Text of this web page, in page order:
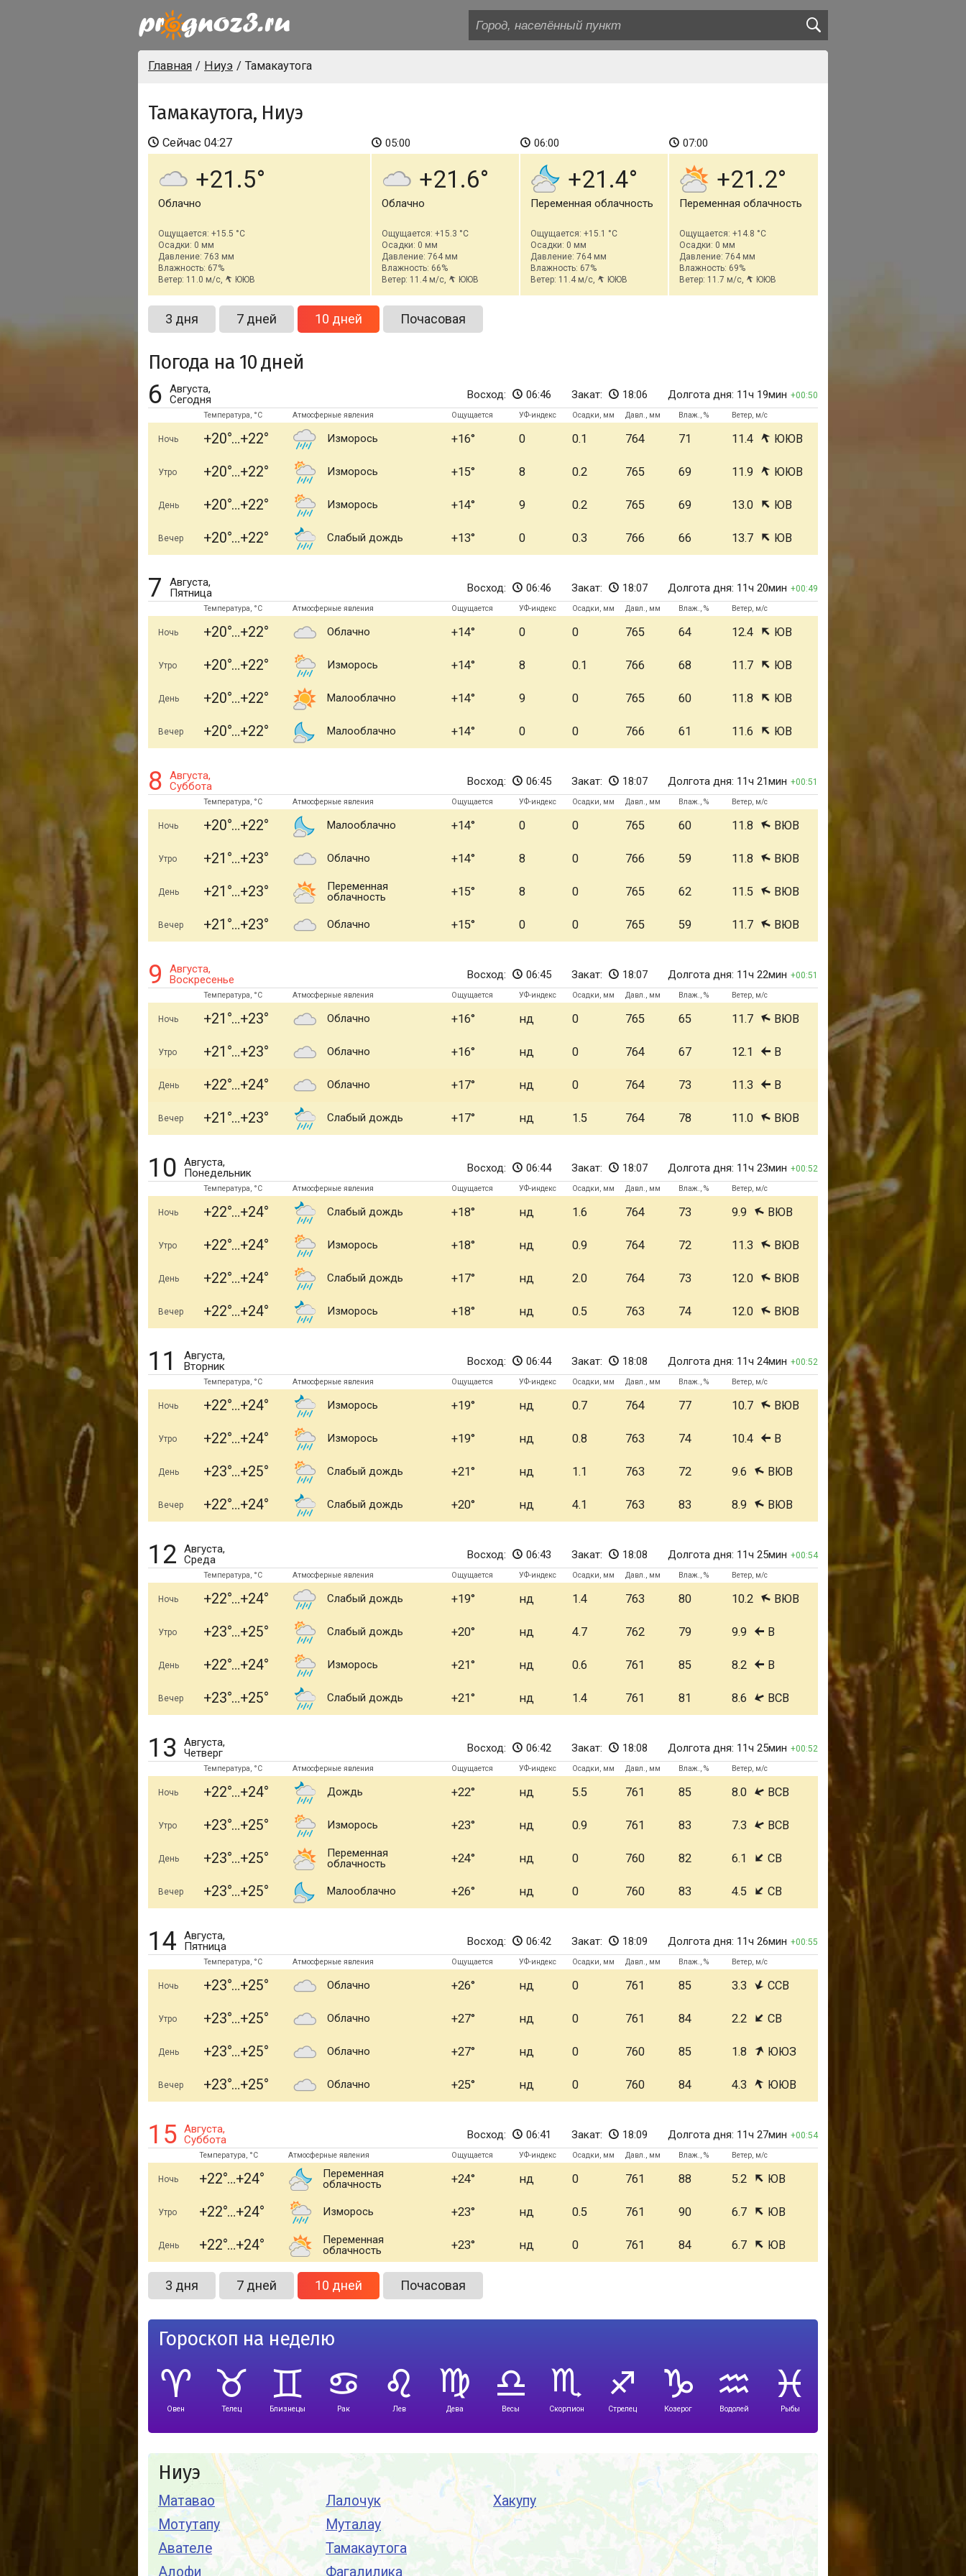
Главная Ниуэ Тамакаутога
Тамакаутога, Ниуэ
Сейчас 04:27
+21.5
Облачно
Ощущается: +15.5 °C
Осадки: 0 мм
Давление: 763 мм
Влажность: 67%
Ветер: 11.0 м/с,
ЮЮВ
05:00
+21.6
Облачно
Ощущается: +15.3 °C
Осадки: 0 мм
Давление: 764 мм
Влажность: 66%
Ветер: 11.4 м/с,
ЮЮВ
06:00
+21.4
Переменная облачность
Ощущается: +15.1 °C
Осадки: 0 мм
Давление: 764 мм
Влажность: 67%
Ветер: 11.4 м/с,
ЮЮВ
07:00
+21.2
Переменная облачность
Ощущается: +14.8 °C
Осадки: 0 мм
Давление: 764 мм
Влажность: 69%
Ветер: 11.7 м/с,
ЮЮВ
3 дня 7 дней 10 дней Почасовая
Погода на 10 дней
6
Августа,
Сегодня
Восход: 06:46 Закат: 18:06 Долгота дня: 11ч 19мин 00:50
Температура, °C Атмосферные явления Ощущается УФ-индекс Осадки, мм Давл., мм Влаж., % Ветер, м/с
Ночь +20 +22 Изморось +16 0 0.1 764 71 11.4 ЮЮВ
Утро +20 +22 Изморось +15 8 0.2 765 69 11.9 ЮЮВ
День +20 +22 Изморось +14 9 0.2 765 69 13.0 ЮВ
Вечер +20 +22 Слабый дождь +13 0 0.3 766 66 13.7 ЮВ
7
Августа,
Пятница
Восход: 06:46 Закат: 18:07 Долгота дня: 11ч 20мин 00:49
Температура, °C Атмосферные явления Ощущается УФ-индекс Осадки, мм Давл., мм Влаж., % Ветер, м/с
Ночь +20 +22 Облачно +14 0 0 765 64 12.4 ЮВ
Утро +20 +22 Изморось +14 8 0.1 766 68 11.7 ЮВ
День +20 +22 Малооблачно +14 9 0 765 60 11.8 ЮВ
Вечер +20 +22 Малооблачно +14 0 0 766 61 11.6 ЮВ
8
Августа,
Суббота
Восход: 06:45 Закат: 18:07 Долгота дня: 11ч 21мин 00:51
Температура, °C Атмосферные явления Ощущается УФ-индекс Осадки, мм Давл., мм Влаж., % Ветер, м/с
Ночь +20 +22 Малооблачно +14 0 0 765 60 11.8 ВЮВ
Утро +21 +23 Облачно +14 8 0 766 59 11.8 ВЮВ
День +21 +23
Переменная
облачность
+15 8 0 765 62 11.5 ВЮВ
Вечер +21 +23 Облачно +15 0 0 765 59 11.7 ВЮВ
9
Августа,
Воскресенье
Восход: 06:45 Закат: 18:07 Долгота дня: 11ч 22мин 00:51
Температура, °C Атмосферные явления Ощущается УФ-индекс Осадки, мм Давл., мм Влаж., % Ветер, м/с
Ночь +21 +23 Облачно +16 нд 0 765 65 11.7 ВЮВ
Утро +21 +23 Облачно +16 нд 0 764 67 12.1 В
День +22 +24 Облачно +17 нд 0 764 73 11.3 В
Вечер +21 +23 Слабый дождь +17 нд 1.5 764 78 11.0 ВЮВ
10
Августа,
Понедельник
Восход: 06:44 Закат: 18:07 Долгота дня: 11ч 23мин 00:52
Температура, °C Атмосферные явления Ощущается УФ-индекс Осадки, мм Давл., мм Влаж., % Ветер, м/с
Ночь +22 +24 Слабый дождь +18 нд 1.6 764 73 9.9 ВЮВ
Утро +22 +24 Изморось +18 нд 0.9 764 72 11.3 ВЮВ
День +22 +24 Слабый дождь +17 нд 2.0 764 73 12.0 ВЮВ
Вечер +22 +24 Изморось +18 нд 0.5 763 74 12.0 ВЮВ
11
Августа,
Вторник
Восход: 06:44 Закат: 18:08 Долгота дня: 11ч 24мин 00:52
Температура, °C Атмосферные явления Ощущается УФ-индекс Осадки, мм Давл., мм Влаж., % Ветер, м/с
Ночь +22 +24 Изморось +19 нд 0.7 764 77 10.7 ВЮВ
Утро +22 +24 Изморось +19 нд 0.8 763 74 10.4 В
День +23 +25 Слабый дождь +21 нд 1.1 763 72 9.6 ВЮВ
Вечер +22 +24 Слабый дождь +20 нд 4.1 763 83 8.9 ВЮВ
12
Августа,
Среда
Восход: 06:43 Закат: 18:08 Долгота дня: 11ч 25мин 00:54
Температура, °C Атмосферные явления Ощущается УФ-индекс Осадки, мм Давл., мм Влаж., % Ветер, м/с
Ночь +22 +24 Слабый дождь +19 нд 1.4 763 80 10.2 ВЮВ
Утро +23 +25 Слабый дождь +20 нд 4.7 762 79 9.9 В
День +22 +24 Изморось +21 нд 0.6 761 85 8.2 В
Вечер +23 +25 Слабый дождь +21 нд 1.4 761 81 8.6 ВСВ
13
Августа,
Четверг
Восход: 06:42 Закат: 18:08 Долгота дня: 11ч 25мин 00:52
Температура, °C Атмосферные явления Ощущается УФ-индекс Осадки, мм Давл., мм Влаж., % Ветер, м/с
Ночь +22 +24 Дождь +22 нд 5.5 761 85 8.0 ВСВ
Утро +23 +25 Изморось +23 нд 0.9 761 83 7.3 ВСВ
День +23 +25
Переменная
облачность
+24 нд 0 760 82 6.1 СВ
Вечер +23 +25 Малооблачно +26 нд 0 760 83 4.5 СВ
14
Августа,
Пятница
Восход: 06:42 Закат: 18:09 Долгота дня: 11ч 26мин 00:55
Температура, °C Атмосферные явления Ощущается УФ-индекс Осадки, мм Давл., мм Влаж., % Ветер, м/с
Ночь +23 +25 Облачно +26 нд 0 761 85 3.3 ССВ
Утро +23 +25 Облачно +27 нд 0 761 84 2.2 СВ
День +23 +25 Облачно +27 нд 0 760 85 1.8 ЮЮЗ
Вечер +23 +25 Облачно +25 нд 0 760 84 4.3 ЮЮВ
15 Августа,
Суббота
Восход: 06:41 Закат: 18:09 Долгота дня: 11ч 27мин 00:54
Температура, °C Атмосферные явления Ощущается УФ-индекс Осадки, мм Давл., мм Влаж., % Ветер, м/с
Ночь +22 +24
Переменная
облачность
+24 нд 0 761 88 5.2 ЮВ
Утро +22 +24 Изморось +23 нд 0.5 761 90 6.7 ЮВ
День +22 +24
Переменная
облачность
+23 нд 0 761 84 6.7 ЮВ
3 дня 7 дней 10 дней Почасовая
Гороскоп на неделю
Овен Телец Близнецы Рак Лев Дева Весы Скорпион Стрелец Козерог Водолей Рыбы
Ниуэ
Матавао
Мотутапу
Авателе
Алофи
Лалочук
Муталау
Тамакаутога
Фагалилика
Хакупу